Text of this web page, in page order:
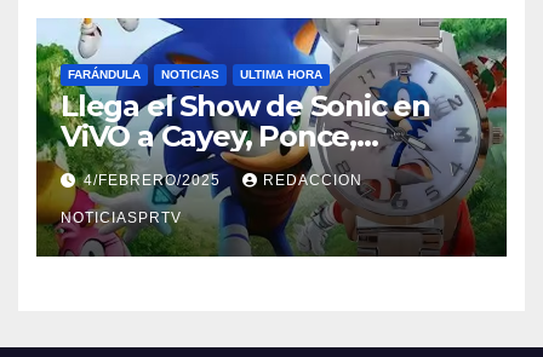
FARÁNDULA NOTICIAS ULTIMA HORA
Llega el Show de Sonic en
ViVO a Cayey, Ponce,
Barceloneta y Humacao,
Relojes gratis para el que
compre ahora….
4/FEBRERO/2025 REDACCION
NOTICIASPRTV